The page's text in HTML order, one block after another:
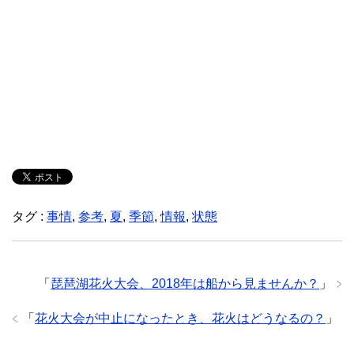
タグ : 事情, 参考, 夏, 季節,情報, 状態
「 琵琶湖花火大会、2018年は船から見ませんか？ 」
「 花火大会が中止になったとき、花火はどうなるの？ 」